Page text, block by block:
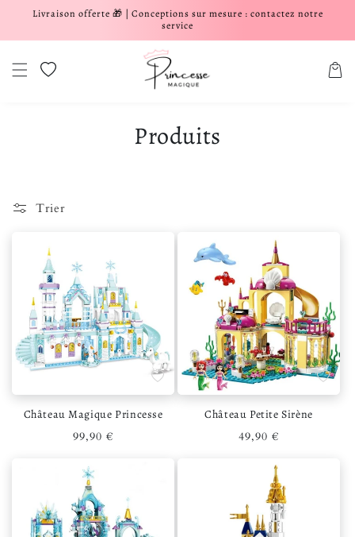
et passer au contenu
Livraison offerte 🎁 | Conceptions sur mesure : contactez notre
service
Liste de souhaits Panier
Produits
Trier
Ajouter à la liste de souhaits
Château Magique Princesse
Prix habituel
99,90 €
Ajouter
Château Petite Sirène
Prix habituel
49,90 €